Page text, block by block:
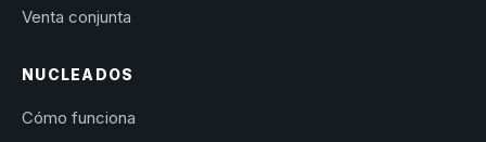
Venta conjunta
NUCLEADOS
Cómo funciona